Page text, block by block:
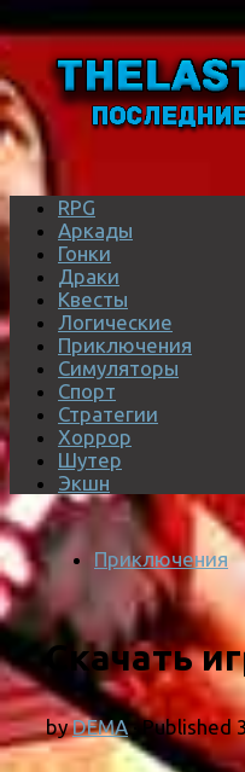
RPG
Аркады
Гонки
Драки
Квесты
Логические
Приключения
Симуляторы
Спорт
Стратегии
Хоррор
Шутер
Экшн
Приключения
Скачать
byDEMA · Published